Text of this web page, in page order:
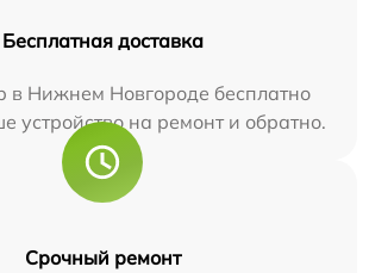
Бесплатная доставка
в Нижнем Новгороде бесплатно
устройство на ремонт и обратно.
Срочный ремонт